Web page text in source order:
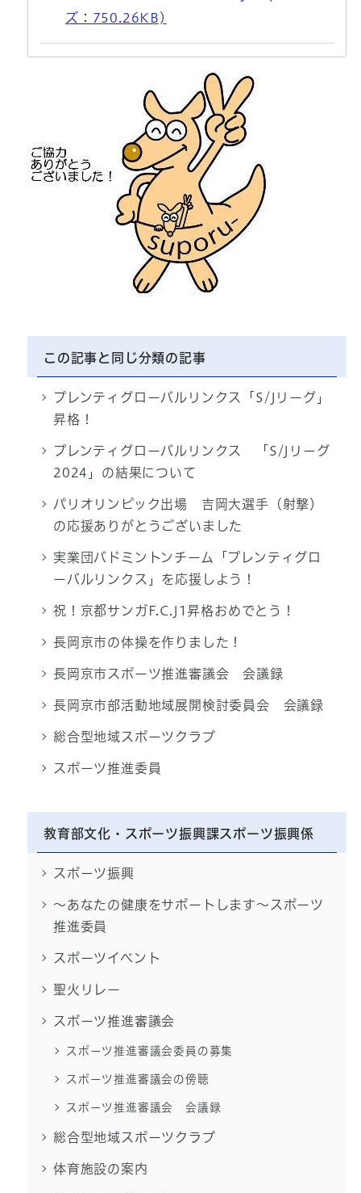
ズ：750.26KB)
この記事と同じ分類の記事
プレンティグローバルリンクス「S/Jリーグ」
昇格！
プレンティグローバルリンクス 「S/Jリーグ
2024」の結果について
パリオリンピック出場 吉岡大選手（射撃）
の応援ありがとうございました
実業団バドミントンチーム「プレンティグロ
ーバルリンクス」を応援しよう！
祝！京都サンガF.C.J1昇格おめでとう！
長岡京市の体操を作りました！
長岡京市スポーツ推進審議会 会議録
長岡京市部活動地域展開検討委員会 会議録
総合型地域スポーツクラブ
スポーツ推進委員
教育部文化・スポーツ振興課スポーツ振興係
スポーツ振興
～あなたの健康をサポートします～スポーツ
推進委員
スポーツイベント
聖火リレー
スポーツ推進審議会
スポーツ推進審議会委員の募集
スポーツ推進審議会の傍聴
スポーツ推進審議会 会議録
総合型地域スポーツクラブ
体育施設の案内